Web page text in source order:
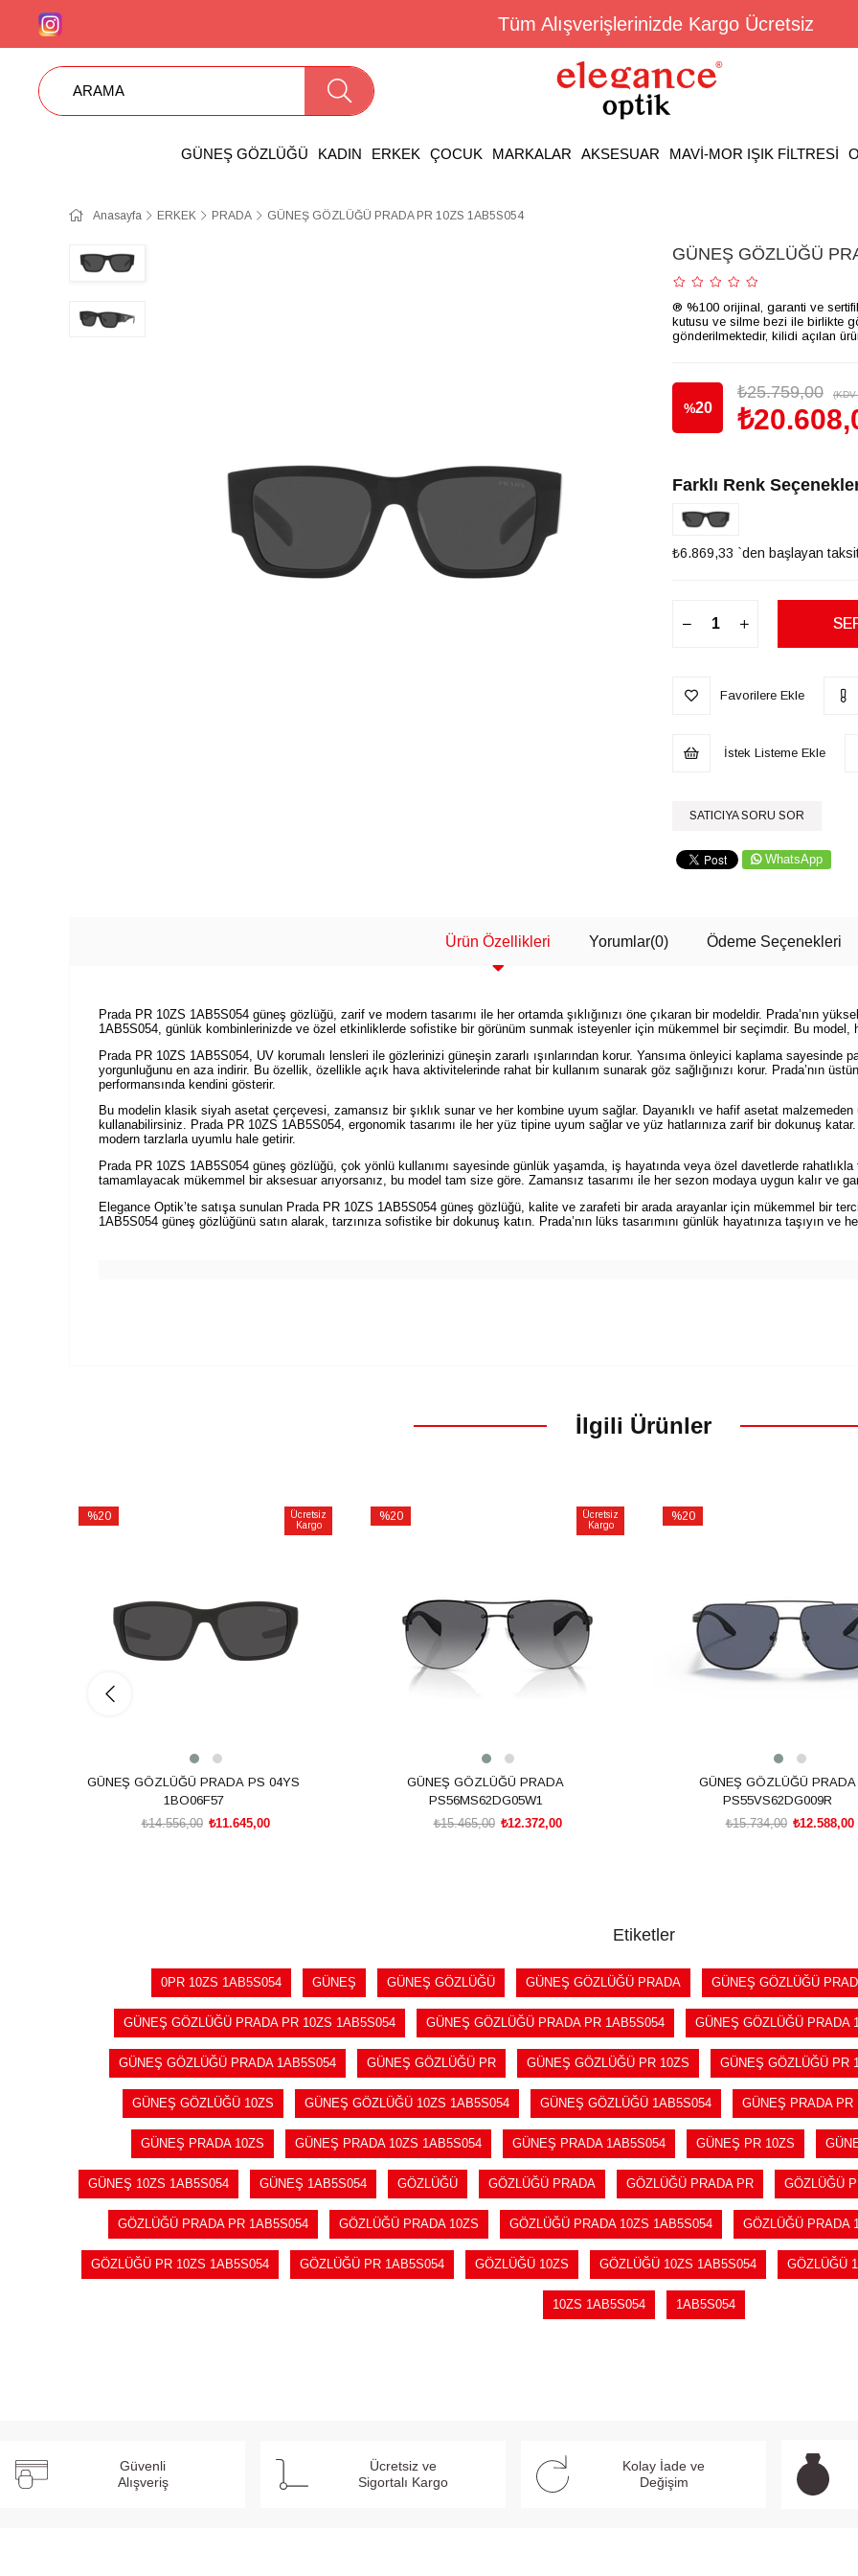
Tüm Alışverişlerinizde Kargo Ücretsiz
GÜNEŞ GÖZLÜĞÜ KADIN ERKEK ÇOCUK MARKALAR AKSESUAR MAVİ-MOR IŞIK FİLTRESİ
Anasayfa ERKEK PRADA GÜNEŞ GÖZLÜĞÜ PRADA PR 10ZS 1AB5S054
GÜNEŞ GÖZLÜĞÜ
® %100 orijinal, garanti ve
kutusu ve silme bezi ile birlikte
gönderilmektedir, kilidi açılan
%20
₺25.759,00 (KDV
Farklı Renk
₺6.869,33 `den başlayan
Favorilere Ekle
İstek Listeme Ekle
SATICIYA SORU SOR
WhatsApp
Ürün Özellikleri Yorumlar(0) Ödeme Seçenekleri
Prada PR 10ZS 1AB5S054 güneş gözlüğü, zarif ve modern tasarımı ile her ortamda şıklığınızı öne çıkaran bir modeldir. Prada’nın
1AB5S054, günlük kombinlerinizde ve özel etkinliklerde sofistike bir görünüm sunmak isteyenler için mükemmel bir seçimdir. Bu model,
Prada PR 10ZS 1AB5S054, UV korumalı lensleri ile gözlerinizi güneşin zararlı ışınlarından korur. Yansıma önleyici kaplama sayesinde
yorgunluğunu en aza indirir. Bu özellik, özellikle açık hava aktivitelerinde rahat bir kullanım sunarak göz sağlığınızı korur. Prada’nın
performansında kendini gösterir.
Bu modelin klasik siyah asetat çerçevesi, zamansız bir şıklık sunar ve her kombine uyum sağlar. Dayanıklı ve hafif asetat
kullanabilirsiniz. Prada PR 10ZS 1AB5S054, ergonomik tasarımı ile her yüz tipine uyum sağlar ve yüz hatlarınıza zarif bir dokunuş
modern tarzlarla uyumlu hale getirir.
Prada PR 10ZS 1AB5S054 güneş gözlüğü, çok yönlü kullanımı sayesinde günlük yaşamda, iş hayatında veya özel davetlerde
tamamlayacak mükemmel bir aksesuar arıyorsanız, bu model tam size göre. Zamansız tasarımı ile her sezon modaya uygun kalır ve
Elegance Optik’te satışa sunulan Prada PR 10ZS 1AB5S054 güneş gözlüğü, kalite ve zarafeti bir arada arayanlar için mükemmel bir
1AB5S054 güneş gözlüğünü satın alarak, tarzınıza sofistike bir dokunuş katın. Prada’nın lüks tasarımını günlük hayatınıza taşıyın ve
İlgili Ürünler
%20
Ücretsiz
Kargo
GÜNEŞ GÖZLÜĞÜ PRADA PS 04YS
1BO06F57
₺11.645,00
₺14.556,00
%20
Ücretsiz
Kargo
GÜNEŞ GÖZLÜĞÜ PRADA
PS56MS62DG05W1
₺12.372,00
₺15.465,00
%20
GÜNEŞ GÖZLÜĞÜ PRADA
PS55VS62DG009R
₺12.588,00
₺15.734,00
Etiketler
0PR 10ZS 1AB5S054 GÜNEŞ GÜNEŞ GÖZLÜĞÜ GÜNEŞ GÖZLÜĞÜ PRADA GÜNEŞ GÖZLÜĞÜ
GÜNEŞ GÖZLÜĞÜ PRADA PR 10ZS 1AB5S054 GÜNEŞ GÖZLÜĞÜ PRADA PR 1AB5S054 GÜNEŞ GÖZLÜĞÜ PRADA
GÜNEŞ GÖZLÜĞÜ PRADA 1AB5S054 GÜNEŞ GÖZLÜĞÜ PR GÜNEŞ GÖZLÜĞÜ PR 10ZS GÜNEŞ GÖZLÜĞÜ PR
GÜNEŞ GÖZLÜĞÜ 10ZS GÜNEŞ GÖZLÜĞÜ 10ZS 1AB5S054 GÜNEŞ GÖZLÜĞÜ 1AB5S054 GÜNEŞ PRADA PR
GÜNEŞ PRADA 10ZS GÜNEŞ PRADA 10ZS 1AB5S054 GÜNEŞ PRADA 1AB5S054 GÜNEŞ PR 10ZS
GÜNEŞ 10ZS 1AB5S054 GÜNEŞ 1AB5S054 GÖZLÜĞÜ GÖZLÜĞÜ PRADA GÖZLÜĞÜ PRADA PR GÖZLÜĞÜ
GÖZLÜĞÜ PRADA PR 1AB5S054 GÖZLÜĞÜ PRADA 10ZS GÖZLÜĞÜ PRADA 10ZS 1AB5S054 GÖZLÜĞÜ PRADA
GÖZLÜĞÜ PR 10ZS 1AB5S054 GÖZLÜĞÜ PR 1AB5S054 GÖZLÜĞÜ 10ZS GÖZLÜĞÜ 10ZS 1AB5S054 GÖZLÜĞÜ
10ZS 1AB5S054 1AB5S054
Güvenli
Alışveriş
Ücretsiz ve
Sigortalı Kargo
Kolay İade ve
Değişim